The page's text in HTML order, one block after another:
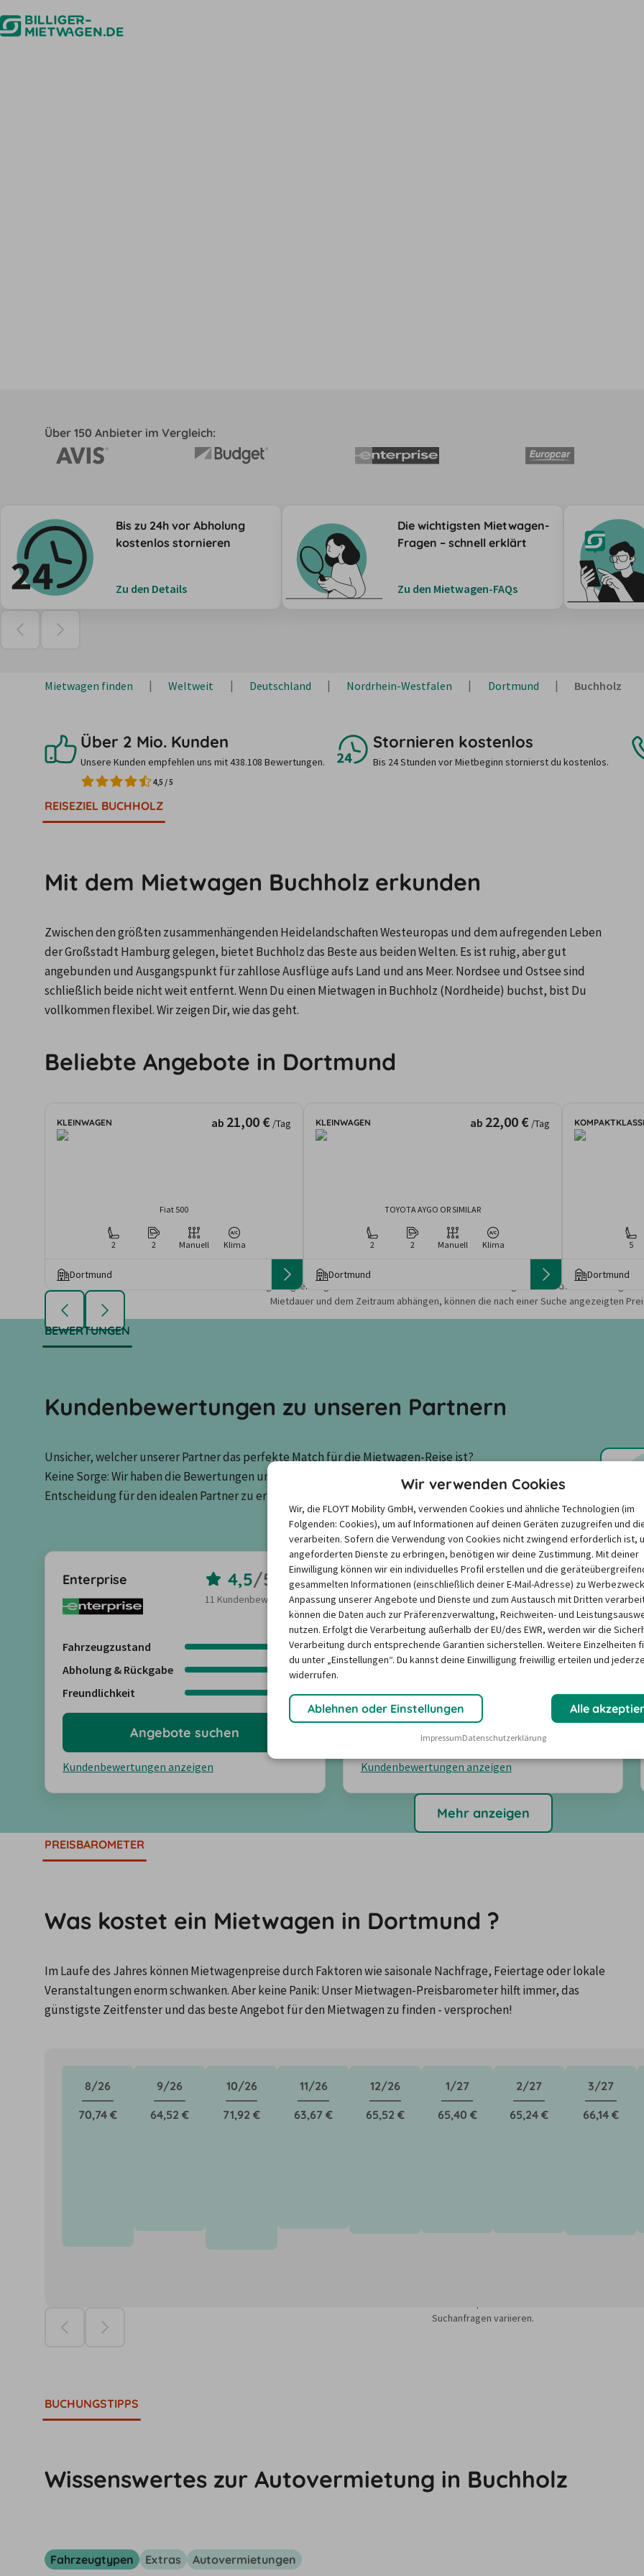
Über 150 Anbieter im Vergleich:
Bis zu 24h vor Abholung
kostenlos stornieren
Zu den Details
Die wichtigsten Mietwagen-
Fragen – schnell erklärt
Zu den Mietwagen-FAQs
Mietwagen finden Weltweit Deutschland Nordrhein-Westfalen Dortmund Buchholz
Über 2 Mio. Kunden
Unsere Kunden empfehlen uns mit 438.108 Bewertungen.
4,5 /5
Stornieren kostenlos
Bis 24 Stunden vor Mietbeginn stornierst du kostenlos.
REISEZIEL BUCHHOLZ
Mit dem Mietwagen Buchholz erkunden
Zwischen den größten zusammenhängenden Heidelandschaften Westeuropas und dem aufregenden Leben
der Großstadt Hamburg gelegen, bietet Buchholz das Beste aus beiden Welten. Es ist ruhig, aber gut
angebunden und Ausgangspunkt für zahllose Ausflüge aufs Land und ans Meer. Nordsee und Ostsee sind
schließlich beide nicht weit entfernt. Wenn Du einen Mietwagen in Buchholz (Nordheide) buchst, bist Du
vollkommen flexibel. Wir zeigen Dir, wie das geht.
Beliebte Angebote in Dortmund
KLEINWAGEN ab 21,00 € /Tag
Fiat 500
2 2 Manuell Klima
Dortmund
KLEINWAGEN ab 22,00 € /Tag
TOYOTA AYGO OR SIMILAR
2 2 Manuell Klima
Dortmund
5
Dortmund
Die angezeigten Angebote und Preise basieren auf den Suchergebnissen der letzten Tage.
Mietdauer und dem Zeitraum abhängen, können die nach einer Suche angezeigten
BEWERTUNGEN
Kundenbewertungen zu unseren Partnern
Unsicher, welcher unserer Partner das perfekte Match für die Mietwagen-Reise ist?
Keine Sorge: Wir haben die Bewertungen unserer Kunden zusammengestellt, um die
Entscheidung für den idealen Partner zu erleichtern.
Enterprise 4,5/5,0
11 Kundenbewertungen
Fahrzeugzustand
4,3
Abholung & Rückgabe
4,5
Freundlichkeit
4,6
Kundenbewertungen anzeigen
Angebote suchen
Avis 3,7/5,0
3 Kundenbewertungen
Fahrzeugzustand
3,7
Abholung & Rückgabe
Freundlichkeit
3,7
Kundenbewertungen anzeigen
Angebote suchen
Mehr anzeigen
PREISBAROMETER
Was kostet ein Mietwagen in Dortmund ?
Im Laufe des Jahres können Mietwagenpreise durch Faktoren wie saisonale Nachfrage, Feiertage oder lokale
Veranstaltungen enorm schwanken. Aber keine Panik: Unser Mietwagen-Preisbarometer hilft immer, das
günstigste Zeitfenster und das beste Angebot für den Mietwagen zu finden - versprochen!
8/26
70,74 €
9/26
64,52 €
10/26
71,92 €
11/26
63,67 €
12/26
65,52 €
1/27
65,40 €
2/27
65,24 €
3/27
66,14 €
Suchanfragen variieren.
BUCHUNGSTIPPS
Wissenswertes zur Autovermietung in Buchholz
Fahrzeugtypen Extras Autovermietungen
Wir verwenden Cookies
Wir, die FLOYT Mobility GmbH, verwenden Cookies und ähnliche Technologien (im
Folgenden: Cookies), um auf Informationen auf deinen Geräten zuzugreifen und
verarbeiten. Sofern die Verwendung von Cookies nicht zwingend erforderlich ist,
angeforderten Dienste zu erbringen, benötigen wir deine Zustimmung. Mit deiner
Einwilligung können wir ein individuelles Profil erstellen und die
gesammelten Informationen (einschließlich deiner E-Mail-Adresse) zu
Anpassung unserer Angebote und Dienste und zum Austausch mit Dritten
können die Daten auch zur Präferenzverwaltung, Reichweiten- und
nutzen. Erfolgt die Verarbeitung außerhalb der EU/des EWR, werden wir die
Verarbeitung durch entsprechende Garantien sicherstellen. Weitere Einzelheiten
du unter „Einstellungen“. Du kannst deine Einwilligung freiwillig erteilen und
widerrufen.
Ablehnen oder Einstellungen Alle
ImpressumDatenschutzerklärung